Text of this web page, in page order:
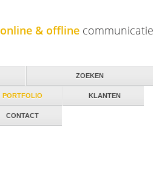
online & offline communicatie
PORTFOLIO KLANTEN
CONTACT
ZOEKEN